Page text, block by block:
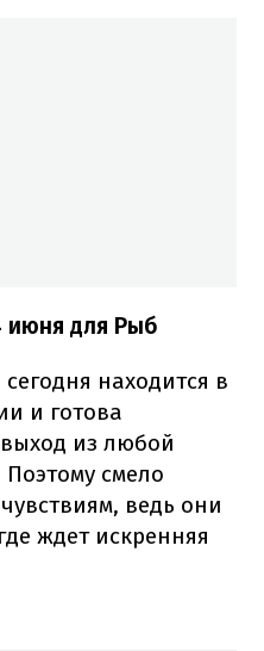
июня для Рыб
находится в
и готова
из любой
смело
ведь они
ждет искренняя